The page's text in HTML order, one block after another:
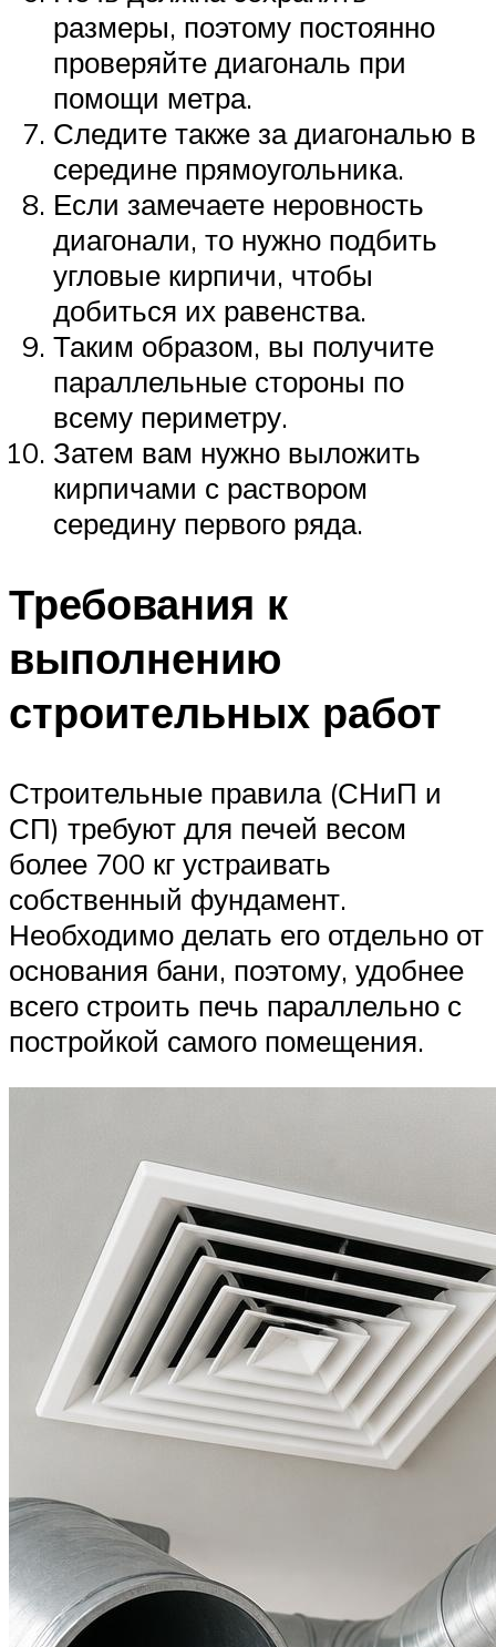
размеры, поэтому постоянно
проверяйте диагональ при
помощи метра.
Следите также за диагональю в
середине прямоугольника.
Если замечаете неровность
диагонали, то нужно подбить
угловые кирпичи, чтобы
добиться их равенства.
Таким образом, вы получите
параллельные стороны по
всему периметру.
Затем вам нужно выложить
кирпичами с раствором
середину первого ряда.
Требования к
выполнению
строительных работ
Строительные правила (СНиП и
СП) требуют для печей весом
более 700 кг устраивать
собственный фундамент.
Необходимо делать его отдельно от
основания бани, поэтому, удобнее
всего строить печь параллельно с
постройкой самого помещения.